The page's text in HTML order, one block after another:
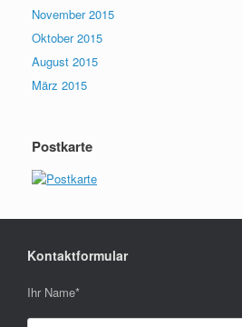
November 2015
Oktober 2015
August 2015
März 2015
Postkarte
Kontaktformular
Ihr Name*